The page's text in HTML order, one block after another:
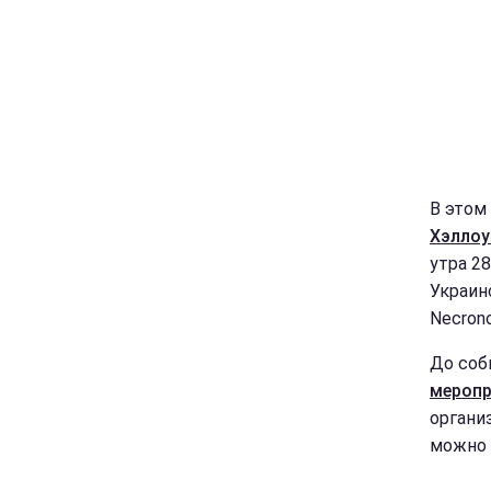
В этом
утра
До
можно